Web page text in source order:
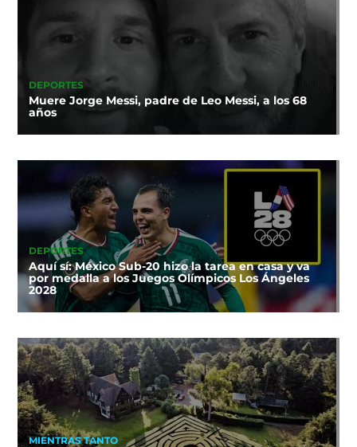
DEPORTES
Muere Jorge Messi, padre de Leo Messi, a los 68
años
DEPORTES
Aquí sí: México Sub-20 hizo la tarea en casa y va
por medalla a los Juegos Olímpicos Los Ángeles
2028
MIENTRAS TANTO